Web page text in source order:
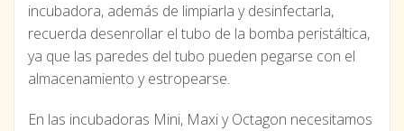
incubadora, además de limpiarla y desinfectarla,
recuerda desenrollar el tubo de la bomba peristáltica,
ya que las paredes del tubo pueden pegarse con el
almacenamiento y estropearse.
En las incubadoras Mini, Maxi y Octagon necesitamos